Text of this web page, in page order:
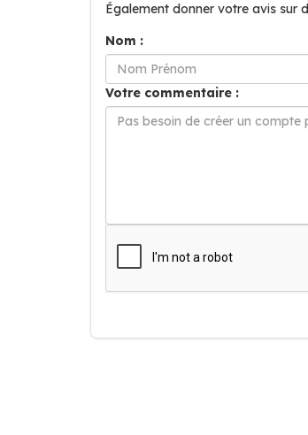
Également donner votre avis sur
Nom :
Votre commentaire :